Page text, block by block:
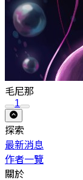
毛尼那
1
探索
最新消息
作者一覽
關於